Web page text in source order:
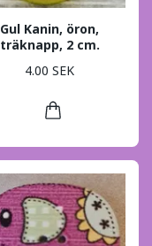
Gul Kanin, öron,
träknapp, 2 cm.
4.00 SEK